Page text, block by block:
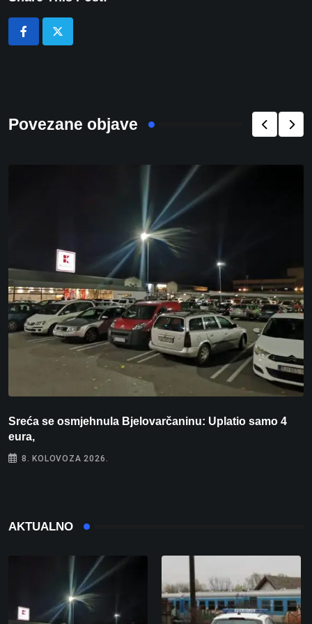
Povezane objave
Sreća se osmjehnula Bjelovarčaninu: Uplatio samo 4
eura,
8. KOLOVOZA 2026.
AKTUALNO